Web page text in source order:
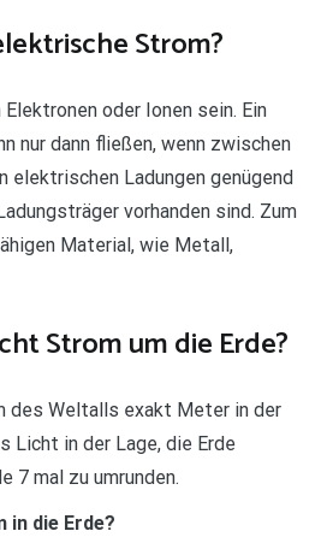
Strom?
oder Ionen sein. Ein
nur dann fließen, wenn zwischen
elektrischen Ladungen genügend
vorhanden sind. Zum
Material, wie Metall,
Strom um die Erde?
des Weltalls exakt Meter in der
Licht in der Lage, die Erde
7 mal zu umrunden.
in die Erde?